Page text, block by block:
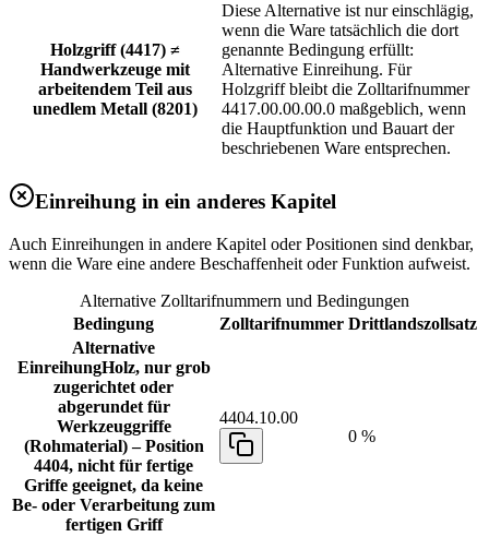
Holzgriff (4417) ≠
Handwerkzeuge mit
arbeitendem Teil aus
unedlem Metall (8201)
Diese Alternative ist nur einschlägig,
wenn die Ware tatsächlich die dort
genannte Bedingung erfüllt:
Alternative Einreihung. Für
Holzgriff bleibt die Zolltarifnummer
4417.00.00.00.0 maßgeblich, wenn
die Hauptfunktion und Bauart der
beschriebenen Ware entsprechen.
Einreihung in ein anderes Kapitel
Auch Einreihungen in andere Kapitel oder Positionen sind denkbar,
wenn die Ware eine andere Beschaffenheit oder Funktion aufweist.
Alternative Zolltarifnummern und Bedingungen
Bedingung
Zolltarifnummer Drittlandszollsatz
Alternative
EinreihungHolz, nur grob
zugerichtet oder
abgerundet für
Werkzeuggriffe
(Rohmaterial) – Position
4404, nicht für fertige
Griffe geeignet, da keine
Be- oder Verarbeitung zum
fertigen Griff
4404.10.00
0 %